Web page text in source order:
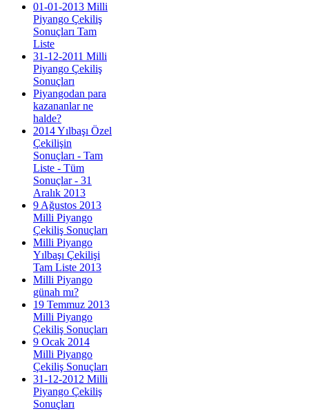
01-01-2013 Milli
Piyango Çekiliş
Sonuçları Tam
Liste
31-12-2011 Milli
Piyango Çekiliş
Sonuçları
Piyangodan para
kazananlar ne
halde?
2014 Yılbaşı Özel
Çekilişin
Sonuçları - Tam
Liste - Tüm
Sonuçlar - 31
Aralık 2013
9 Ağustos 2013
Milli Piyango
Çekiliş Sonuçları
Milli Piyango
Yılbaşı Çekilişi
Tam Liste 2013
Milli Piyango
günah mı?
19 Temmuz 2013
Milli Piyango
Çekiliş Sonuçları
9 Ocak 2014
Milli Piyango
Çekiliş Sonuçları
31-12-2012 Milli
Piyango Çekiliş
Sonuçları